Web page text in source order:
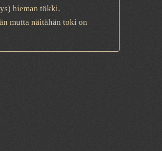
hieman tökki.
mutta näitähän toki on